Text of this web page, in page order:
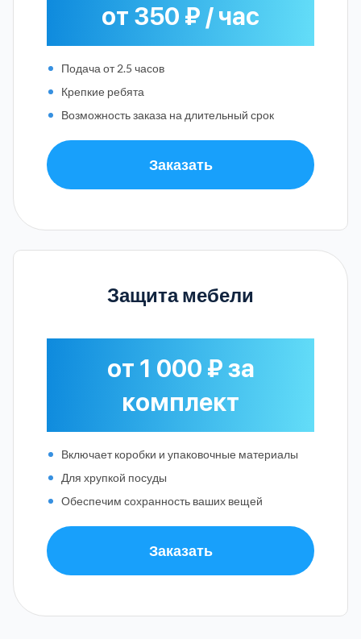
от 350 ₽ / час
Подача от 2.5 часов
Крепкие ребята
Возможность заказа на длительный срок
Заказать
Защита мебели
от 1 000 ₽ за
комплект
Включает коробки и упаковочные материалы
Для хрупкой посуды
Обеспечим сохранность ваших вещей
Заказать